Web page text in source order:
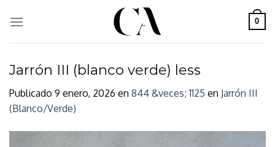
0
Jarrón III (blanco verde) less
Publicado 9 enero, 2026 en 844 &veces; 1125 en Jarrón III
(Blanco/Verde)